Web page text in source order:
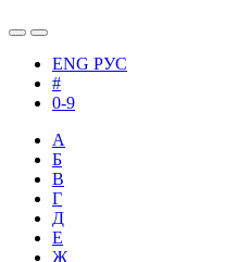
ENG РУС
#
0-9
А
Б
В
Г
Д
Е
Ж